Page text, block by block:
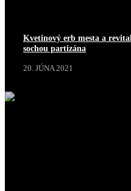
Kvetinový erb mesta a
sochou partizána
20. JÚNA 2021